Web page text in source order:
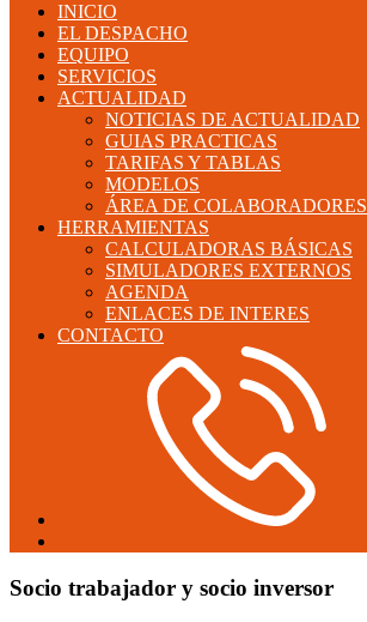
INICIO
EL DESPACHO
EQUIPO
SERVICIOS
ACTUALIDAD
NOTICIAS DE ACTUALIDAD
GUIAS PRACTICAS
TARIFAS Y TABLAS
MODELOS
ÁREA DE COLABORADORES
HERRAMIENTAS
CALCULADORAS BÁSICAS
SIMULADORES EXTERNOS
AGENDA
ENLACES DE INTERES
CONTACTO
Socio trabajador y socio inversor